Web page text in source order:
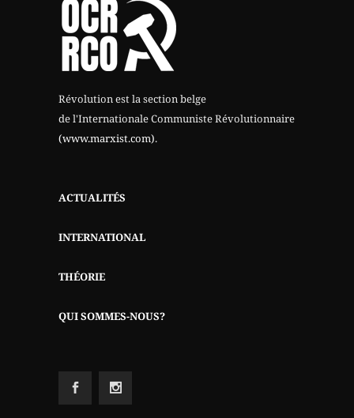
Révolution est la section belge
de l'Internationale Communiste Révolutionnaire
(www.marxist.com).
ACTUALITÉS
INTERNATIONAL
THÉORIE
QUI SOMMES-NOUS?